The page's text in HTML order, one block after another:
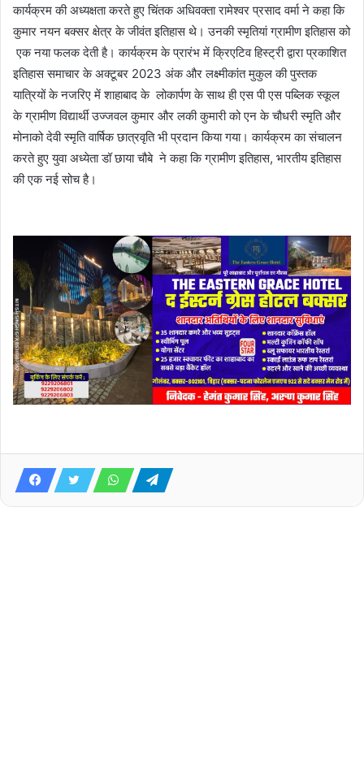
कार्यक्रम की अध्यक्षता करते हुए चिंतक अधिवक्ता रामेश्वर प्रसाद वर्मा ने कहा कि
कुमार नयन बक्सर क्षेत्र के जीवंत इतिहास थे। उनकी स्मृतियां ग्रामीण इतिहास को
एक नया फलक देती है। कार्यक्रम के प्रारंभ में क्रिएटिव हिस्ट्री द्वारा प्रकाशित
इतिहास समाचार के अक्टूबर 2023 अंक और लक्ष्मीकांत मुकुल की पुस्तक
यात्रियों के नजरिए में शाहाबाद के लोकार्पण के साथ ही एस पी एस पब्लिक स्कूल
के ग्रामीण विद्यार्थी उज्जवल कुमार और लकी कुमारी को एन के चौधरी स्मृति और
मोनाको देवी स्मृति वार्षिक छात्रवृति भी प्रदान किया गया। कार्यक्रम का संचालन
करते हुए युवा अध्येता डॉ छाया चौबे ने कहा कि ग्रामीण इतिहास, भारतीय इतिहास
की एक नई सोच है।